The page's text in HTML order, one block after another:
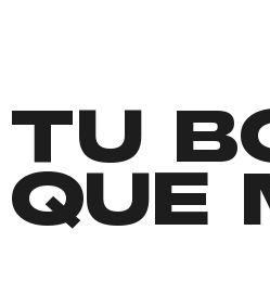
TU
QUE